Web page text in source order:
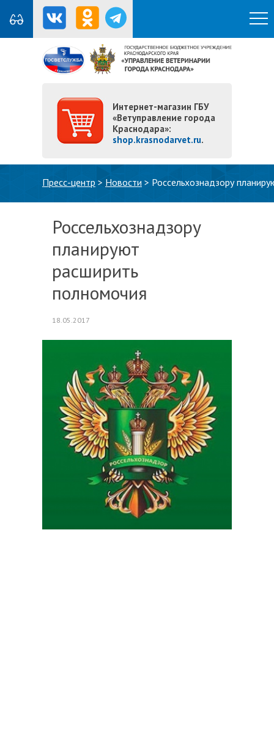
Интернет-магазин ГБУ
«Ветуправление города
Краснодара»:
shop.krasnodarvet.ru.
Пресс-центр > Новости > Россельхознадзору
Россельхознадзору
планируют
расширить
полномочия
18.05.2017